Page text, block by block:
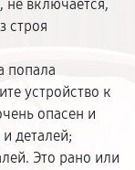
не включается,
строя
попала
устройство к
опасен и
деталей;
Это рано или